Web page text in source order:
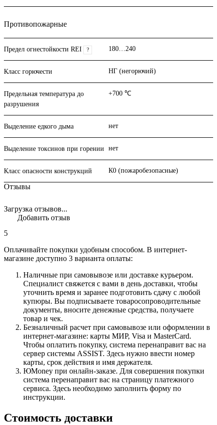
Противопожарные
Предел огнестойкости REI ? 180…240
Класс горючести НГ (негорючий)
Предельная температура до
разрушения
+700 ℃
Выделение едкого дыма нет
Выделение токсинов при горении нет
Класс опасности конструкций К0 (пожаробезопасные)
Отзывы
Загрузка отзывов...
5
Добавить отзыв
Оплачивайте покупки удобным способом. В интернет-
магазине доступно 3 варианта оплаты:
Наличные при самовывозе или доставке курьером.
Специалист свяжется с вами в день доставки, чтобы
уточнить время и заранее подготовить сдачу с любой
купюры. Вы подписываете товаросопроводительные
документы, вносите денежные средства, получаете
товар и чек.
Безналичный расчет при самовывозе или оформлении в
интернет-магазине: карты МИР, Visa и MasterCard.
Чтобы оплатить покупку, система перенаправит вас на
сервер системы ASSIST. Здесь нужно ввести номер
карты, срок действия и имя держателя.
ЮMoney при онлайн-заказе. Для совершения покупки
система перенаправит вас на страницу платежного
сервиса. Здесь необходимо заполнить форму по
инструкции.
Стоимость доставки